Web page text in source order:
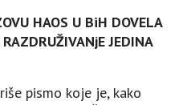
HAOS U BiH DOVELA
ЈEDINA
pismo koje je, kako